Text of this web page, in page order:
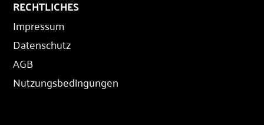
RECHTLICHES
Impressum
Datenschutz
AGB
Nutzungsbedingungen